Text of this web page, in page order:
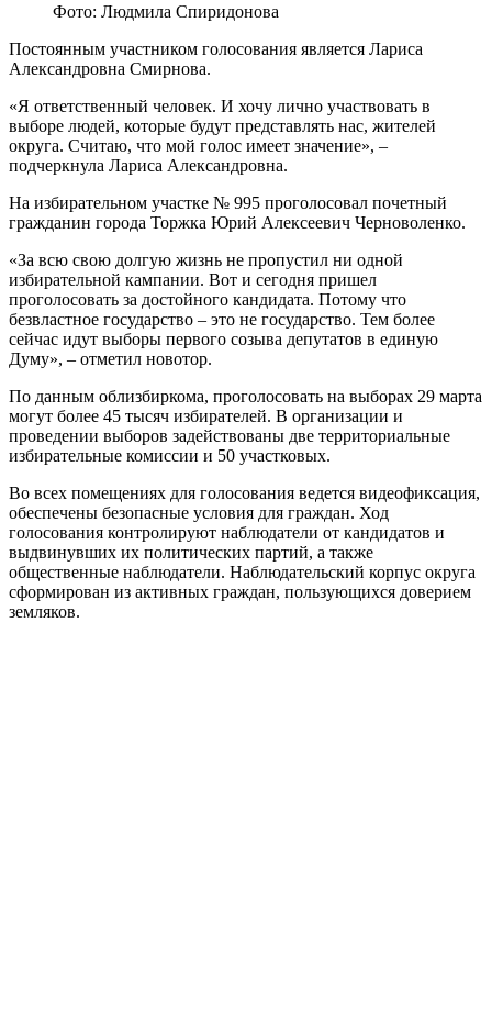
Фото: Людмила Спиридонова
Постоянным участником голосования является Лариса
Александровна Смирнова.
«Я ответственный человек. И хочу лично участвовать в
выборе людей, которые будут представлять нас, жителей
округа. Считаю, что мой голос имеет значение», –
подчеркнула Лариса Александровна.
На избирательном участке № 995 проголосовал почетный
гражданин города Торжка Юрий Алексеевич Черноволенко.
«За всю свою долгую жизнь не пропустил ни одной
избирательной кампании. Вот и сегодня пришел
проголосовать за достойного кандидата. Потому что
безвластное государство – это не государство. Тем более
сейчас идут выборы первого созыва депутатов в единую
Думу», – отметил новотор.
По данным облизбиркома, проголосовать на выборах 29 марта
могут более 45 тысяч избирателей. В организации и
проведении выборов задействованы две территориальные
избирательные комиссии и 50 участковых.
Во всех помещениях для голосования ведется видеофиксация,
обеспечены безопасные условия для граждан. Ход
голосования контролируют наблюдатели от кандидатов и
выдвинувших их политических партий, а также
общественные наблюдатели. Наблюдательский корпус округа
сформирован из активных граждан, пользующихся доверием
земляков.